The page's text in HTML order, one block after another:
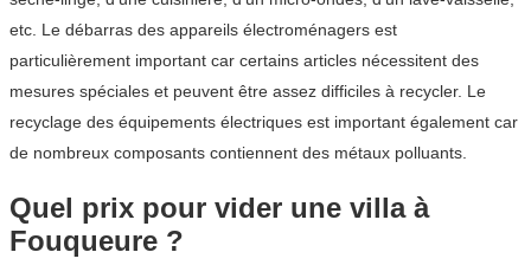
etc. Le débarras des appareils électroménagers est
particulièrement important car certains articles nécessitent des
mesures spéciales et peuvent être assez difficiles à recycler. Le
recyclage des équipements électriques est important également car
de nombreux composants contiennent des métaux polluants.
Quel prix pour vider une villa à
Fouqueure ?